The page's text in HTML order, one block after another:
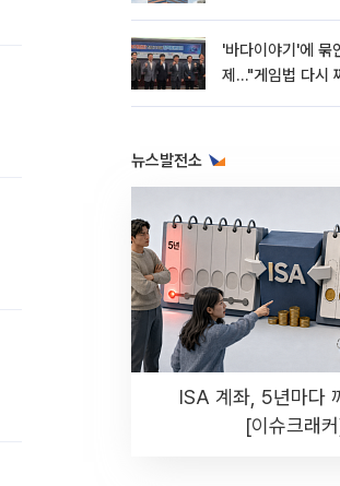
'바다이야기'에 묶
제…"게임법 다시
뉴스발전소
ISA 계좌, 5년마다
[이슈크래